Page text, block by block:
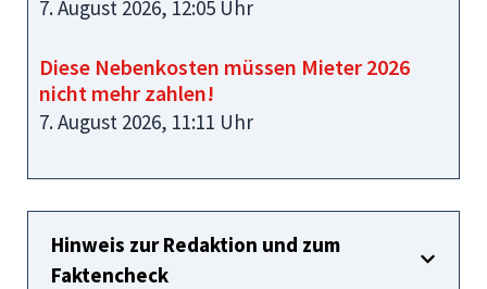
7. August 2026, 12:05 Uhr
Diese Nebenkosten müssen Mieter 2026
nicht mehr zahlen!
7. August 2026, 11:11 Uhr
Hinweis zur Redaktion und zum
Faktencheck